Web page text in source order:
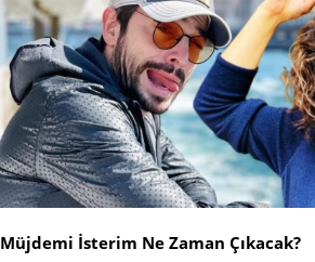
Müjdemi İsterim Ne Zaman Çıkacak?